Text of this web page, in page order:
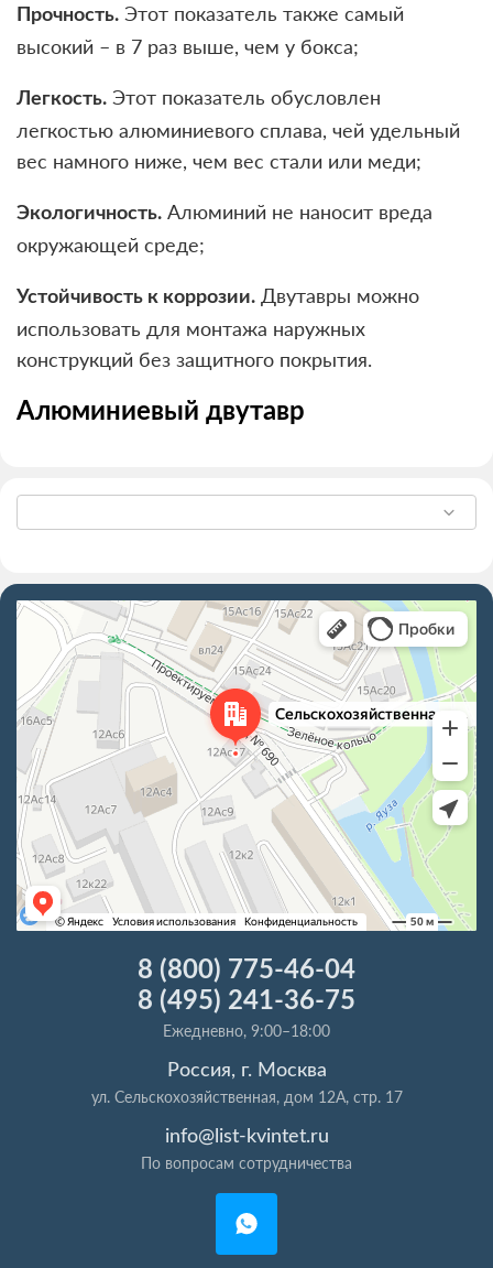
Прочность. Этот показатель также самый
высокий – в 7 раз выше, чем у бокса;
Легкость. Этот показатель обусловлен
легкостью алюминиевого сплава, чей удельный
вес намного ниже, чем вес стали или меди;
Экологичность. Алюминий не наносит вреда
окружающей среде;
Устойчивость к коррозии. Двутавры можно
использовать для монтажа наружных
конструкций без защитного покрытия.
Алюминиевый двутавр
8 (800) 775-46-04
8 (495) 241-36-75
Ежедневно, 9:00–18:00
Россия, г. Москва
ул. Сельскохозяйственная, дом 12А, стр. 17
info@list-kvintet.ru
По вопросам сотрудничества